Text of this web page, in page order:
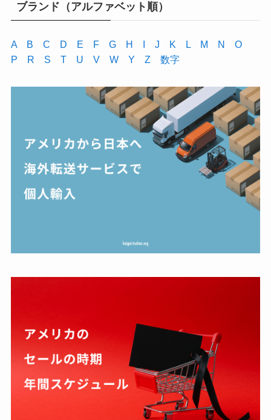
ブランド（アルファベット順）
A B C D E F G H I J K L M N
O
P
R S T U V W Y Z 数字